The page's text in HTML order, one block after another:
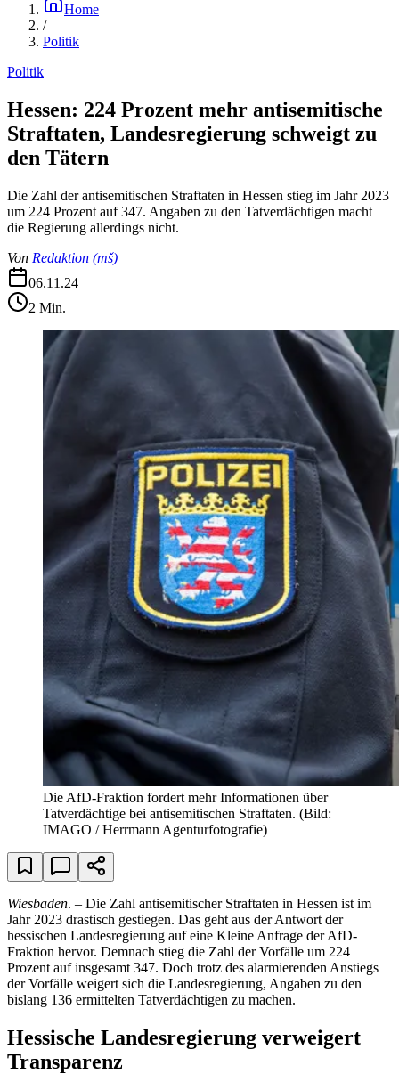
Home
/
Politik
Politik
Hessen: 224 Prozent mehr antisemitische
Straftaten, Landesregierung schweigt zu
den Tätern
Die Zahl der antisemitischen Straftaten in Hessen stieg im Jahr 2023
um 224 Prozent auf 347. Angaben zu den Tatverdächtigen macht
die Regierung allerdings nicht.
Von Redaktion (mš)
06.11.24
2 Min.
Die AfD-Fraktion fordert mehr Informationen über
Tatverdächtige bei antisemitischen Straftaten. (Bild:
IMAGO / Herrmann Agenturfotografie)
Wiesbaden. – Die Zahl antisemitischer Straftaten in Hessen ist im
Jahr 2023 drastisch gestiegen. Das geht aus der Antwort der
hessischen Landesregierung auf eine Kleine Anfrage der AfD-
Fraktion hervor. Demnach stieg die Zahl der Vorfälle um 224
Prozent auf insgesamt 347. Doch trotz des alarmierenden Anstiegs
der Vorfälle weigert sich die Landesregierung, Angaben zu den
bislang 136 ermittelten Tatverdächtigen zu machen.
Hessische Landesregierung verweigert
Transparenz